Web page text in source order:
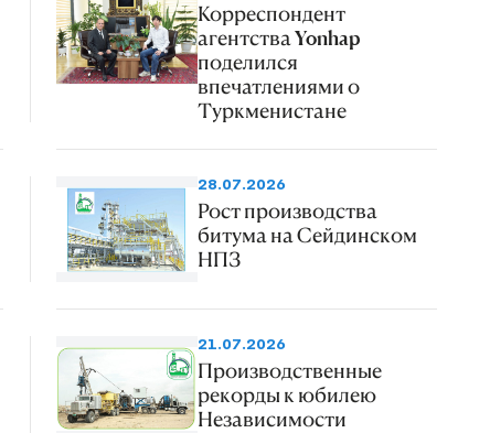
Корреспондент
агентства Yonhap
поделился
впечатлениями о
Туркменистане
28.07.2026
Рост производства
битума на Сейдинском
НПЗ
21.07.2026
Производственные
рекорды к юбилею
Независимости